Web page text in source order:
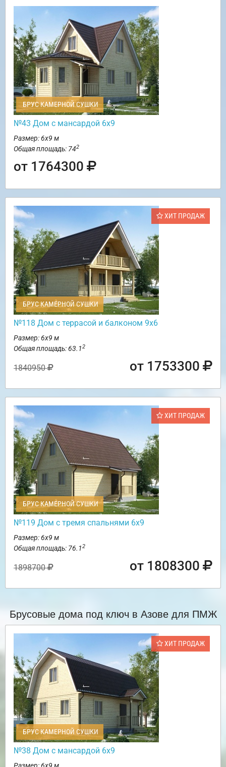
БРУС КАМЕРНОЙ СУШКИ
№43 Дом с мансардой 6х9
Размер: 6х9 м
Общая площадь: 742
от 1764300
ХИТ ПРОДАЖ
БРУС КАМЕРНОЙ СУШКИ
№118 Дом с террасой и балконом 9х6
Размер: 6х9 м
Общая площадь: 63.12
1840950 от 1753300
ХИТ ПРОДАЖ
БРУС КАМЕРНОЙ СУШКИ
№119 Дом с тремя спальнями 6х9
Размер: 6х9 м
Общая площадь: 76.12
1898700 от 1808300
Брусовые дома под ключ в Азове для ПМЖ
ХИТ ПРОДАЖ
БРУС КАМЕРНОЙ СУШКИ
№38 Дом с мансардой 6х9